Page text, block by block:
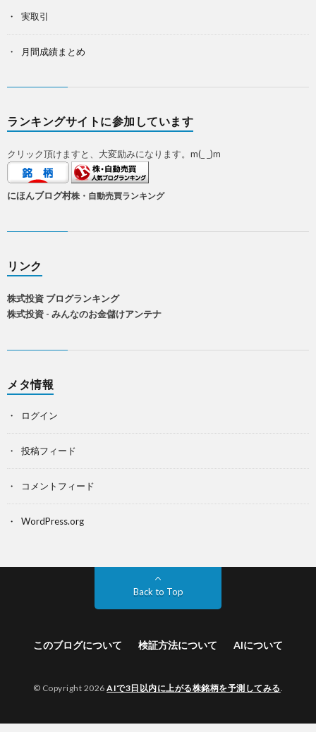
実取引
月間成績まとめ
ランキングサイトに参加しています
クリック頂けますと、大変励みになります。m(_ _)m
にほんブログ村株・自動売買ランキング
リンク
株式投資 ブログランキング
株式投資 - みんなのお金儲けアンテナ
メタ情報
ログイン
投稿フィード
コメントフィード
WordPress.org
Back to Top
このブログについて 検証方法について AIについて
© Copyright 2026AIで3日以内に上がる株銘柄を予測してみる.